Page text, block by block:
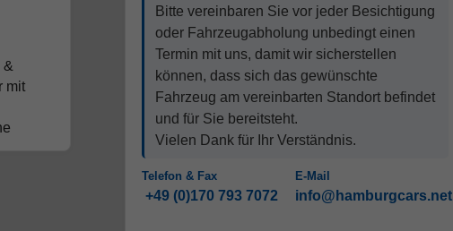
&
mit
Bitte vereinbaren Sie vor jeder Besichtigung
oder Fahrzeugabholung unbedingt einen
Termin mit uns, damit wir sicherstellen
können, dass sich das gewünschte
Fahrzeug am vereinbarten Standort befindet
und für Sie bereitsteht.
Vielen Dank für Ihr Verständnis.
Telefon & Fax
+49 (0)170 793 7072
E-Mail
info@hamburgcars.net